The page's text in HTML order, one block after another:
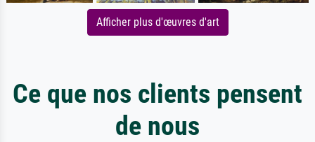
Afficher plus d'œuvres d'art
Ce que nos clients pensent
de nous